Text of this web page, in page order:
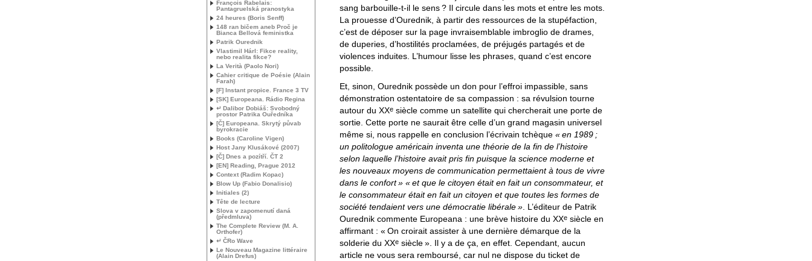
sang barbouille-t-il le sens? Il circule dans les mots et entre les mots.
La prouesse d’Ourednik, à partir des ressources de la stupéfaction,
c’est de déposer sur la page invraisemblable imbroglio de drames,
de duperies, d’hostilités proclamées, de préjugés partagés et de
violences induites. L’humour lisse les phrases, quand c’est encore
possible.
Et, sinon, Ourednik possède un don pour l’effroi impassible, sans
démonstration ostentatoire de sa compassion : sa révulsion tourne
autour du XXe siècle comme un satellite qui chercherait une porte de
sortie. Cette porte ne saurait être celle d’un grand magasin universel
même si, nous rappelle en conclusion l’écrivain tchèque «en 1989 ;
un politologue américain inventa une théorie de la fin de l’histoire
selon laquelle l’histoire avait pris fin puisque la science moderne et
les nouveaux moyens de communication permettaient à tous de vivre
dans le confort» «et que le citoyen était en fait un consommateur, et
le consommateur était en fait un citoyen et que toutes les formes de
société tendaient vers une démocratie libérale» . L’éditeur de Patrik
Ourednik commente Europeana : une brève histoire du XXe siècle en
affirmant : « On croirait assister à une dernière démarque de la
solderie du XXe siècle». Il y a de ça, en effet. Cependant, aucun
article ne vous sera remboursé, car nul ne dispose du ticket de
François Rabelais:
Pantagruelská pranostyka
24 heures (Boris Senff)
148 ran bičem aneb Proč je
Bianca Bellová feministka
Patrik Ourednik
Vlastimil Hárl: Fikce reality,
nebo realita fikce?
La Verità (Paolo Nori)
Cahier critique de Poésie (Alain
Farah)
[F] Instant propice. France 3 TV
[SK] Europeana. Rádio Regina
↵ Dalibor Dobiáš: Svobodný
prostor Patrika Ouředníka
[Č] Europeana. Skrytý půvab
byrokracie
Books (Caroline Vigen)
Host Jany Klusákové (2007)
[Č] Dnes a pozítří. ČT 2
[EN] Reading, Prague 2012
Context (Radim Kopac)
Blow Up (Fabio Donalisio)
Initiales (2)
Tête de lecture
Slova v zapomenutí daná
(předmluva)
The Complete Review (M. A.
Orthofer)
↵ ČRo Wave
Le Nouveau Magazine littéraire
(Alain Drefus)